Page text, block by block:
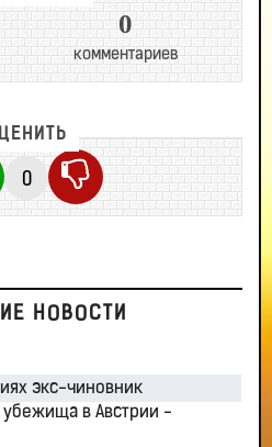
0
комментариев
0
НОВОСТИ